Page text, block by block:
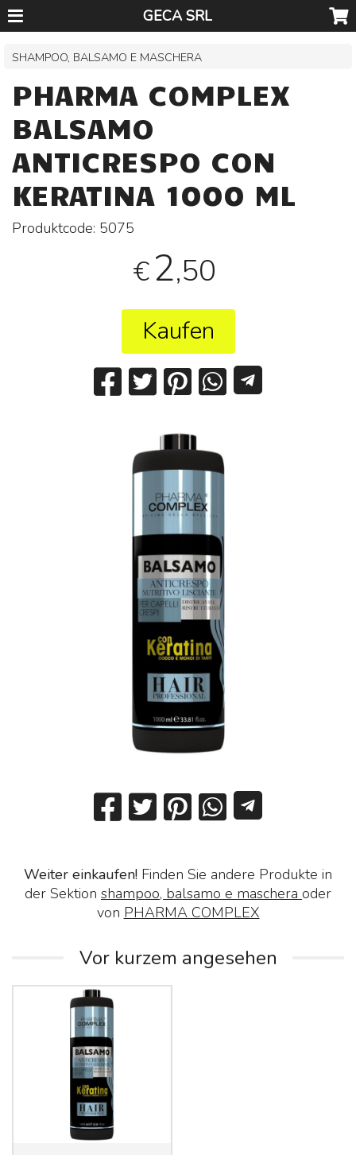
GECA SRL
SHAMPOO, BALSAMO E MASCHERA
PHARMA COMPLEX
BALSAMO
ANTICRESPO CON
KERATINA 1000 ML
Produktcode: 5075
€2,50
Kaufen
Weiter einkaufen! Finden Sie andere Produkte in
der Sektion shampoo, balsamo e maschera oder
von PHARMA COMPLEX
Vor kurzem angesehen